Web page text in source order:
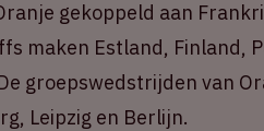
gekoppeld aan
maken Estland, Finland,
groepswedstrijden van
Leipzig en Berlijn.